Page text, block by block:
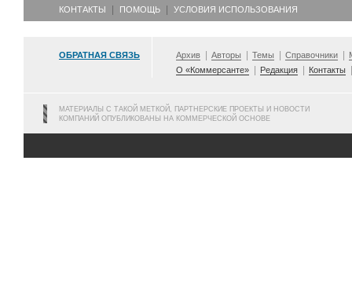
КОНТАКТЫ ПОМОЩЬ УСЛОВИЯ ИСПОЛЬЗОВАНИЯ
ОБРАТНАЯ СВЯЗЬ Архив Авторы Темы Справочники
О «Коммерсанте»
Редакция Контакты
МАТЕРИАЛЫ С ТАКОЙ МЕТКОЙ, ПАРТНЕРСКИЕ ПРОЕКТЫ И НОВОСТИ
КОМПАНИЙ ОПУБЛИКОВАНЫ НА КОММЕРЧЕСКОЙ ОСНОВЕ